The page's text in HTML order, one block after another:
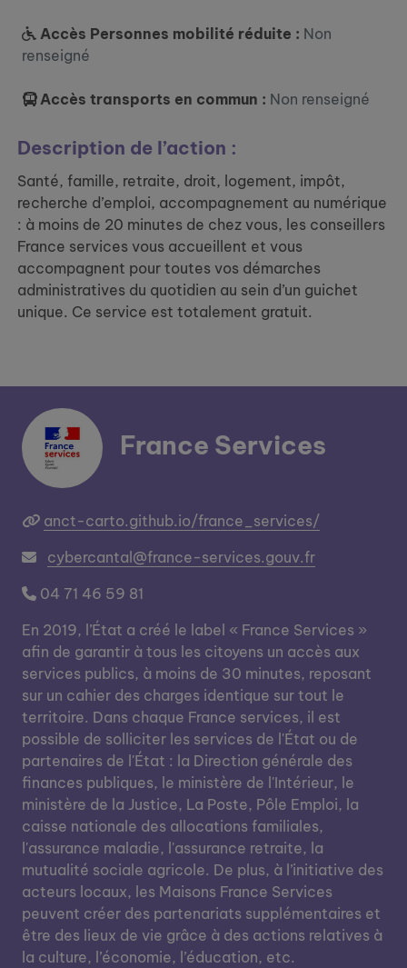
Accès Personnes mobilité réduite : Non
renseigné
Accès transports en commun : Non renseigné
Description de l’action :
Santé, famille, retraite, droit, logement, impôt,
recherche d’emploi, accompagnement au numérique
: à moins de 20 minutes de chez vous, les conseillers
France services vous accueillent et vous
accompagnent pour toutes vos démarches
administratives du quotidien au sein d’un guichet
unique. Ce service est totalement gratuit.
France Services
anct-carto.github.io/france_services/
cybercantal@france-services.gouv.fr
04 71 46 59 81
En 2019, l’État a créé le label « France Services »
afin de garantir à tous les citoyens un accès aux
services publics, à moins de 30 minutes, reposant
sur un cahier des charges identique sur tout le
territoire. Dans chaque France services, il est
possible de solliciter les services de l'État ou de
partenaires de l'État : la Direction générale des
finances publiques, le ministère de l'Intérieur, le
ministère de la Justice, La Poste, Pôle Emploi, la
caisse nationale des allocations familiales,
l'assurance maladie, l'assurance retraite, la
mutualité sociale agricole. De plus, à l’initiative des
acteurs locaux, les Maisons France Services
peuvent créer des partenariats supplémentaires et
être des lieux de vie grâce à des actions relatives à
la culture, l’économie, l’éducation, etc.